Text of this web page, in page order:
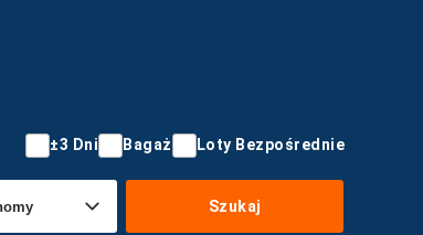
±3 Dni Bagaż Loty Bezpośrednie
Szukaj